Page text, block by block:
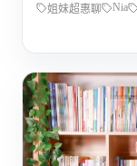
姐妹超惠聊 Nia